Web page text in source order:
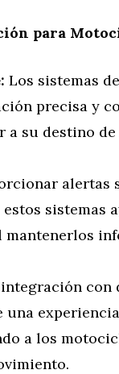
para
Los sistemas
precisa y
su destino
alertas
sistemas
con
una
a los